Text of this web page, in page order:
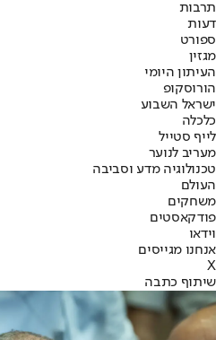
תרבות
דעות
ספורט
מגזין
העיתון היומי
הורוסקופ
ישראל השבוע
כלכלה
לייף סטייל
מעריב לנוער
טכנולוגיה מדע וסביבה
העולם
משחקים
פודקאסטים
וידאו
אנחנו מגייסים
X
שיתוף כתבה